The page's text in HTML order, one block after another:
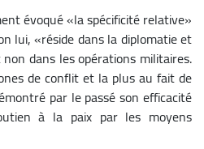
évoqué «la spécificité relative»
lui, «réside dans la diplomatie et
dans les opérations militaires.
de conflit et la plus au fait de
par le passé son efficacité
à la paix par les moyens